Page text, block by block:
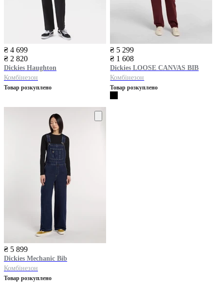
₴ 4 699
₴ 2 820
Dickies Haughton
Комбінезон
Товар розкуплено
₴ 5 299
₴ 1 608
Dickies LOOSE CANVAS BIB
Комбінезон
Товар розкуплено
₴ 5 899
Dickies Mechanic Bib
Комбінезон
Товар розкуплено